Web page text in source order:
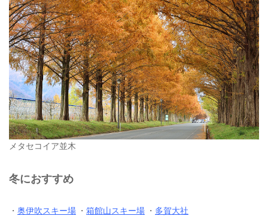
メタセコイア並木
冬におすすめ
・ 奥伊吹スキー場 ・ 箱館山スキー場 ・ 多賀大社